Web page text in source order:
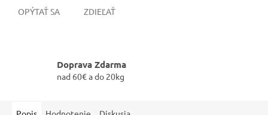
OPÝTAŤ SA ZDIEĽAŤ
Doprava Zdarma
nad 60€ a do 20kg